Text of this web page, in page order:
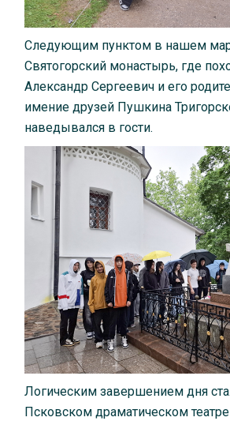
Следующим пунктом в нашем
Святогорский монастырь, где
Александр Сергеевич и его
имение друзей Пушкина
наведывался в гости.
Логическим завершением дня
Псковском драматическом